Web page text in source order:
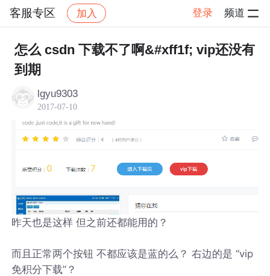
客服专区 加入 登录 频道
社区 客服专区 帖子详情
怎么 csdn 下载不了啊&#xff1f; vip还没有
到期
lgyu9303
2017-07-10
昨天也是这样 但之前还都能用的？
而且正常两个按钮 不都应该是蓝的么？ 右边的是 “vip
免积分下载”？